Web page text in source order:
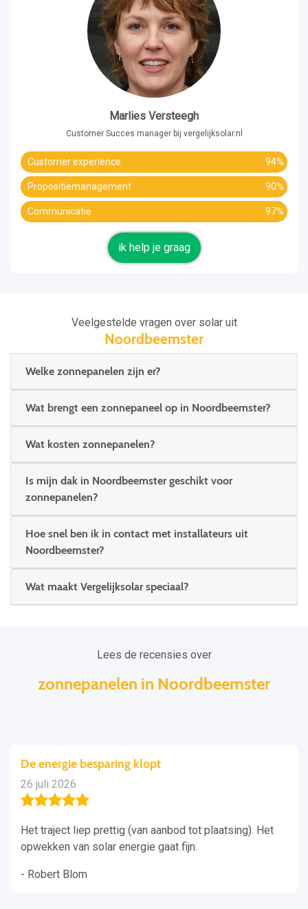
Marlies Versteegh
Customer Succes manager bij vergelijksolar.nl
Customer experience 94%
Propositiemanagement 90%
Communicatie 97%
ik help je graag
Veelgestelde vragen over solar uit
Noordbeemster
Welke zonnepanelen zijn er?
Wat brengt een zonnepaneel op in Noordbeemster?
Wat kosten zonnepanelen?
Is mijn dak in Noordbeemster geschikt voor
zonnepanelen?
Hoe snel ben ik in contact met installateurs uit
Noordbeemster?
Wat maakt Vergelijksolar speciaal?
Lees de recensies over
zonnepanelen in Noordbeemster
De energie besparing klopt
26 juli 2026
Het traject liep prettig (van aanbod tot plaatsing). Het
opwekken van solar energie gaat fijn.
- Robert Blom